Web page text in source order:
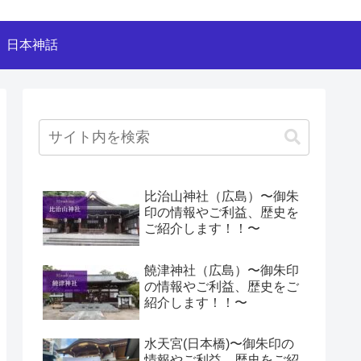
日本神話
比治山神社（広島）〜御朱
印の情報やご利益、歴史を
ご紹介します！！〜
饒津神社（広島）〜御朱印
の情報やご利益、歴史をご
紹介します！！〜
水天宮(日本橋)〜御朱印の